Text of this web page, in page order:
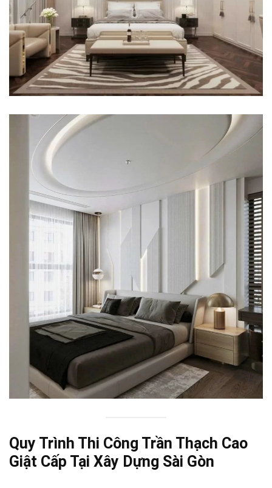
Quy Trình Thi Công Trần Thạch Cao
Giật Cấp Tại Xây Dựng Sài Gòn